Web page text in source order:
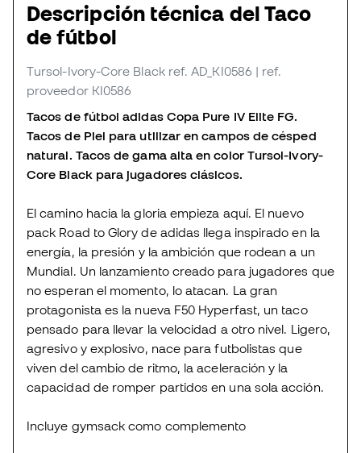
Descripción técnica del Taco
de fútbol
Tursol-Ivory-Core Black ref. AD_KI0586 | ref.
proveedor KI0586
Tacos de fútbol adidas Copa Pure IV Elite FG.
Tacos de Piel para utilizar en campos de césped
natural. Tacos de gama alta en color Tursol-Ivory-
Core Black para jugadores clásicos.
El camino hacia la gloria empieza aquí. El nuevo
pack Road to Glory de adidas llega inspirado en la
energía, la presión y la ambición que rodean a un
Mundial. Un lanzamiento creado para jugadores que
no esperan el momento, lo atacan. La gran
protagonista es la nueva F50 Hyperfast, un taco
pensado para llevar la velocidad a otro nivel. Ligero,
agresivo y explosivo, nace para futbolistas que
viven del cambio de ritmo, la aceleración y la
capacidad de romper partidos en una sola acción.
Incluye gymsack como complemento